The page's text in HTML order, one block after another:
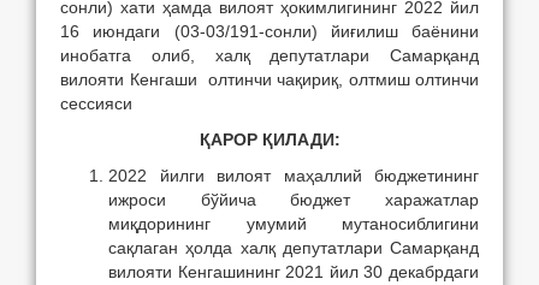
сонли) хати ҳамда вилоят ҳокимлигининг 2022 йил
16 июндаги (03-03/191-сонли) йиғилиш баёнини
инобатга олиб, халқ депутатлари Самарқанд
вилояти Кенгаши олтинчи чақириқ, олтмиш олтинчи
сессияси
ҚАРОР ҚИЛАДИ:
2022 йилги вилоят маҳаллий бюджетининг
ижроси бўйича бюджет харажатлар
миқдорининг умумий мутаносиблигини
сақлаган ҳолда халқ депутатлари Самарқанд
вилояти Кенгашининг 2021 йил 30 декабрдаги